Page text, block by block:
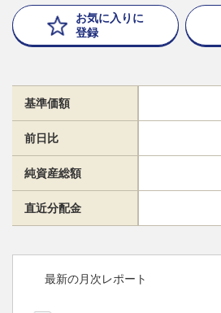
お気に入りに
登録
基準価額
前日比
純資産総額
直近分配金
最新の月次レポート